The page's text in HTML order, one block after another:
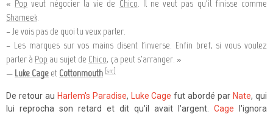
« Pop veut négocier la vie de Chico. Il ne veut pas qu'il finisse comme
Shameek.
– Je vois pas de quoi tu veux parler.
– Les marques sur vos mains disent l'inverse. Enfin bref, si vous voulez
parler à Pop au sujet de Chico, ça peut s'arranger. »
— Luke Cage et Cottonmouth [src]
De retour au Harlem's Paradise, Luke Cage fut abordé par Nate, qui
lui reprocha son retard et dit qu'il avait l'argent. Cage l'ignora